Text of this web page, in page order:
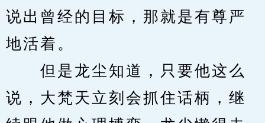
说出曾经的目标，那就是有尊严
地活着。
但是龙尘知道，只要他这么
说，大梵天立刻会抓住话柄，继